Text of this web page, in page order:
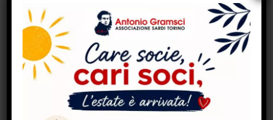
Daniela Ducato ed Edilana al Circolo
Gramsci Torino